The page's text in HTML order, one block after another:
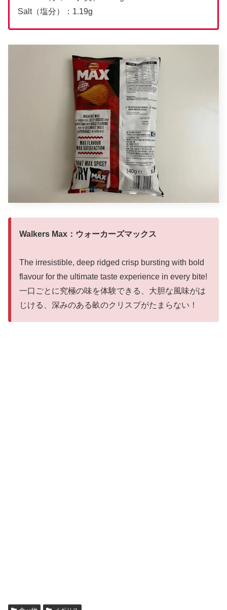
Salt（塩分）：1.19g
Walkers Max：ウォーカーズマックス
The irresistible, deep ridged crisp bursting with bold
flavour for the ultimate taste experience in every bite!
一口ごとに究極の味を体験できる、大胆な風味がは
じける、深みのある畝のクリスプがたまらない！